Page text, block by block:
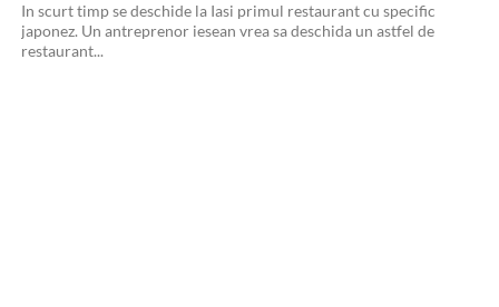
In scurt timp se deschide la Iasi primul restaurant cu specific
japonez. Un antreprenor iesean vrea sa deschida un astfel de
restaurant...